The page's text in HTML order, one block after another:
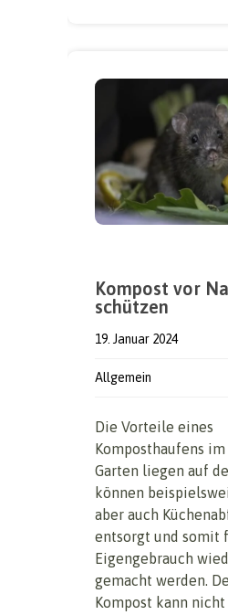
Kompost vor
schützen
19. Januar 2024
Allgemein
Die Vorteile eines
Komposthaufens
Garten liegen auf
können
aber auch
entsorgt und somit
Eigengebrauch
gemacht werden.
Kompost kann nicht